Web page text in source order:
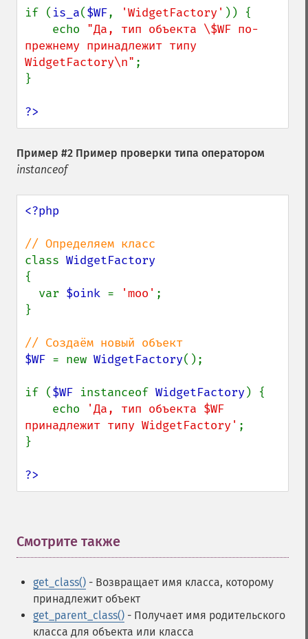
if ( is_a($WF, 'WidgetFactory' )) {
    echo
"Да, тип объекта \$WF по-
прежнему принадлежит типу
WidgetFactory\n" ;
}
?>
Пример #2 Пример проверки типа оператором
instanceof
<?php
class
{
  var
$oink = 'moo' ;
}
$WF = new WidgetFactory();
if ($WF instanceof WidgetFactory) {
    echo
'Да, тип объекта $WF
принадлежит типу WidgetFactory' ;
}
?>
Смотрите также
get_class() - Возвращает имя класса, которому
принадлежит объект
get_parent_class() - Получает имя родительского
класса для объекта или класса